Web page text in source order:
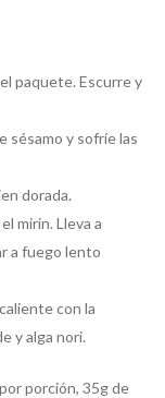
paquete. Escurre y
sésamo y sofríe las
dorada.
mirin. Lleva a
a fuego lento
con la
y alga nori.
porción, 35g de